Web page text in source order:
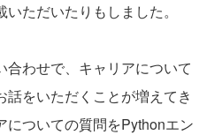
ただいたりもしました。
合わせで、キャリアについて
をいただくことが増えてき
についての質問をPythonエン